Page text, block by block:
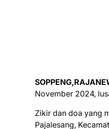
November 2024,
Zikir dan doa yang
Pajalesang,